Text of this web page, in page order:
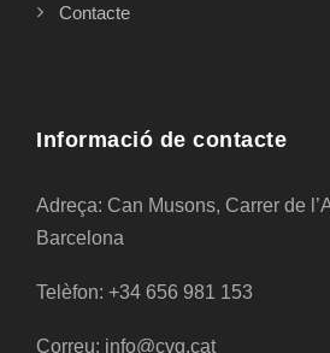
Contacte
Informació de contacte
Adreça: Can Musons, Carrer de
Barcelona
Telèfon: +34 656 981 153
Correu: info@cvg.cat